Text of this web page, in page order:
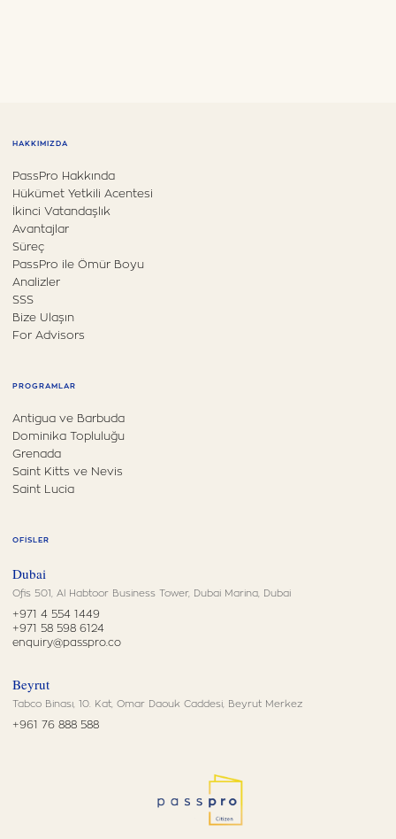
HAKKIMIZDA
PassPro Hakkında
Hükümet Yetkili Acentesi
İkinci Vatandaşlık
Avantajlar
Süreç
PassPro ile Ömür Boyu
Analizler
SSS
Bize Ulaşın
For Advisors
PROGRAMLAR
Antigua ve Barbuda
Dominika Topluluğu
Grenada
Saint Kitts ve Nevis
Saint Lucia
OFISLER
Dubai
Ofis 501, Al Habtoor Business Tower, Dubai Marina, Dubai
+971 4 554 1449
+971 58 598 6124
enquiry@passpro.co
Beyrut
Tabco Binası, 10. Kat, Omar Daouk Caddesi, Beyrut Merkez
+961 76 888 588